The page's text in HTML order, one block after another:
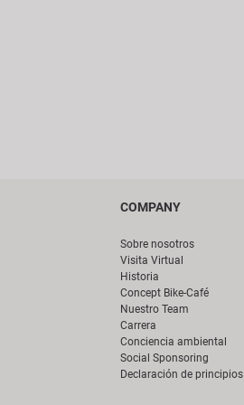
COMPANY
Sobre nosotros
Visita Virtual
Historia
Concept Bike-Café
Nuestro Team
Carrera
Conciencia ambiental
Social Sponsoring
Declaración de principios